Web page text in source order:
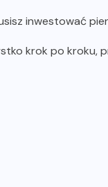
inwestować
krok po kroku,